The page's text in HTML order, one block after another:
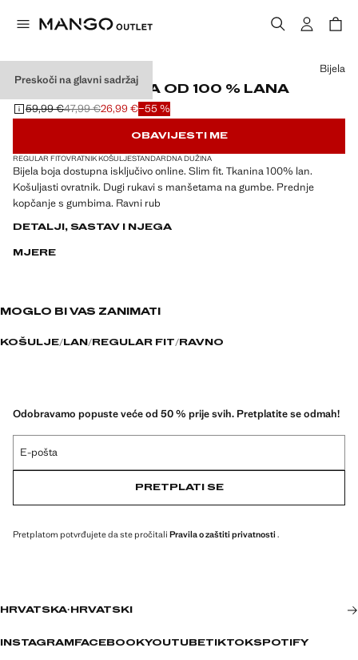
Preskoči na glavni sadržaj
SLIM FIT KOŠULJA OD 100 % LANA
Početna cijena prekrižena [59,99 € ]
59,99 €
Druga cijena prekrižena [47,99 € ]
47,99 €
Trenutačna cijena [26,99 € ]
26,99 €−55 %
Odaberite boju
Bijela
OBAVIJESTI ME
REGULAR FITOVRATNIK KOŠULJESTANDARDNA DUŽINA
Bijela boja dostupna isključivo online. Slim fit. Tkanina 100% lan.
Košuljasti ovratnik. Dugi rukavi s manšetama na gumbe. Prednje
kopčanje s gumbima. Ravni rub
DETALJI, SASTAV I NJEGA
MJERE
MOGLO BI VAS ZANIMATI
KOŠULJE LAN REGULAR FIT RAVNO
Odobravamo popuste veće od 50 % prije svih. Pretplatite se odmah!
E-pošta
PRETPLATI SE
Pretplatom potvrđujete da ste pročitali Pravila o zaštiti privatnosti .
HRVATSKA· HRVATSKI
INSTAGRAM FACEBOOKYOUTUBETIKTOKSPOTIFY